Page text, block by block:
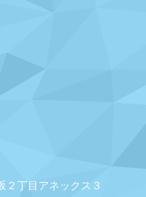
丁目アネックス３